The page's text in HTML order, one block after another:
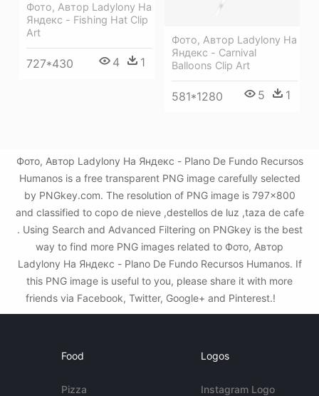
Фото, Автор Ladylony На
Яндекс - Carnival
Balloons Clip Art
581*1280 5 1
Фото, Автор Ladylony На
Яндекс - Fishing Hat Clip
Art
727*430 4 1
Фото, Автор Ladylony На Яндекс - Plano De Fundo Recursos
Humanos is a free transparent PNG image carefully selected
by PNGkey.com. The resolution of PNG image is 797x800
and classified to copo de nieve ,destellos de luz ,taza de cafe
. Using Search and Advanced Filtering on PNGkey is the best
way to find more PNG images related to Фото, Автор
Ladylony На Яндекс - Plano De Fundo Recursos Humanos. If
this PNG image is useful to you, please share it with more
friends via Facebook, Twitter, Google+ and Pinterest.!
Food
Pizza
Logos
Instagram Logo